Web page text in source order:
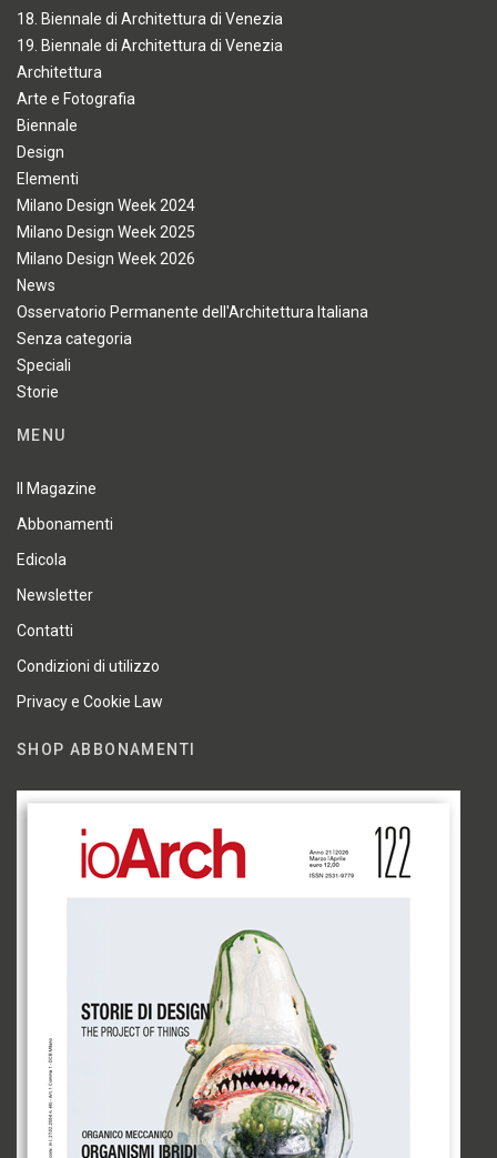
18. Biennale di Architettura di Venezia
19. Biennale di Architettura di Venezia
Architettura
Arte e Fotografia
Biennale
Design
Elementi
Milano Design Week 2024
Milano Design Week 2025
Milano Design Week 2026
News
Osservatorio Permanente dell'Architettura Italiana
Senza categoria
Speciali
Storie
MENU
Il Magazine
Abbonamenti
Edicola
Newsletter
Contatti
Condizioni di utilizzo
Privacy e Cookie Law
SHOP ABBONAMENTI